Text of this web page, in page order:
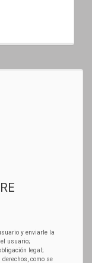
y enviarle la
usuario;
legal;
como se